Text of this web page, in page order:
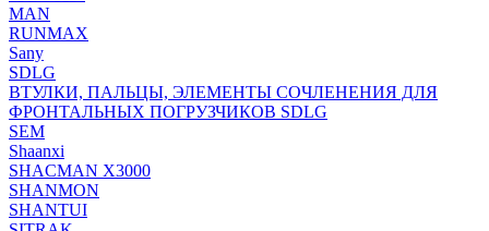
MAN
RUNMAX
Sany
SDLG
ВТУЛКИ, ПАЛЬЦЫ, ЭЛЕМЕНТЫ СОЧЛЕНЕНИЯ ДЛЯ
ФРОНТАЛЬНЫХ ПОГРУЗЧИКОВ SDLG
SEM
Shaanxi
SHACMAN X3000
SHANMON
SHANTUI